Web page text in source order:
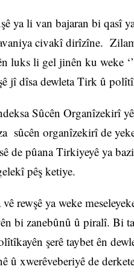
ya li van bajaran bi qasî
civakî dirîzîne.
luks li gel jinên ku weke
jî dîsa dewleta Tirk û
Sûcên Organîzekirî
sûcên organîzekirî de
de pûana Tirkiyeyê ya
pêş ketiye.
rewşê ya weke
bi zanebûnû û piralî. Bi
şerê taybet ên
û xwerêveberiyê de